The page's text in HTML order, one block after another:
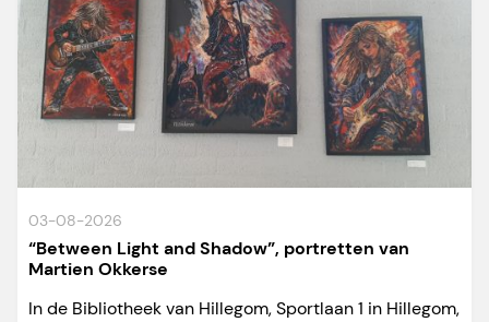
03-08-2026
“Between Light and Shadow”, portretten van
Martien Okkerse
In de Bibliotheek van Hillegom, Sportlaan 1 in Hillegom,